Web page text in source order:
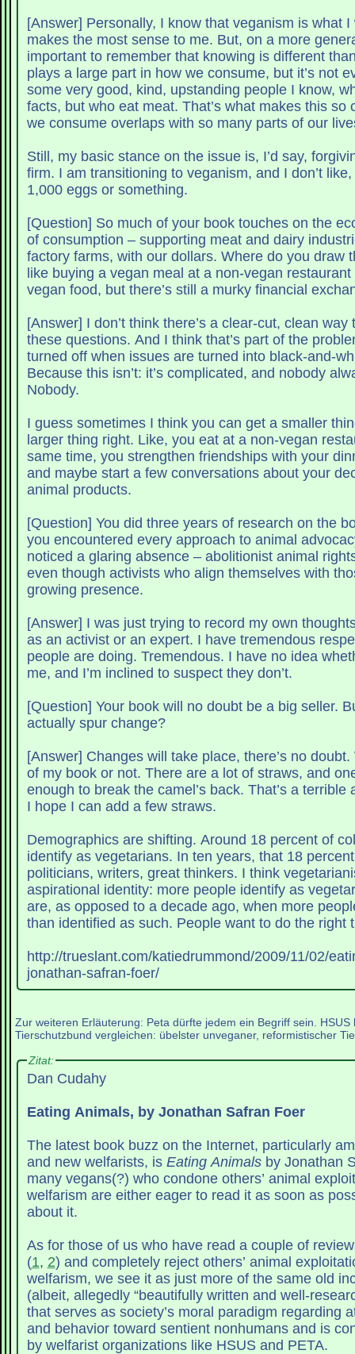
[Answer] Personally, I know that veganism is what I
makes the most sense to me. But, on a more
important to remember that knowing is different
plays a large part in how we consume, but it’s not
some very good, kind, upstanding people I know,
facts, but who eat meat. That’s what makes this so
we consume overlaps with so many parts of our
Still, my basic stance on the issue is, I’d say,
firm. I am transitioning to veganism, and I don’t
1,000 eggs or something.
[Question] So much of your book touches on the
of consumption – supporting meat and dairy
factory farms, with our dollars. Where do you draw
like buying a vegan meal at a non-vegan restaurant
vegan food, but there’s still a murky financial
[Answer] I don’t think there’s a clear-cut, clean
these questions. And I think that’s part of the
turned off when issues are turned into black-and-
Because this isn’t: it’s complicated, and nobody
Nobody.
I guess sometimes I think you can get a smaller
larger thing right. Like, you eat at a non-vegan
same time, you strengthen friendships with your
and maybe start a few conversations about your
animal products.
[Question] You did three years of research on the
you encountered every approach to animal
noticed a glaring absence – abolitionist animal
even though activists who align themselves with
growing presence.
[Answer] I was just trying to record my own
as an activist or an expert. I have tremendous
people are doing. Tremendous. I have no idea
me, and I’m inclined to suspect they don’t.
[Question] Your book will no doubt be a big seller.
actually spur change?
[Answer] Changes will take place, there’s no
of my book or not. There are a lot of straws, and
enough to break the camel’s back. That’s a terrible
I hope I can add a few straws.
Demographics are shifting. Around 18 percent of
identify as vegetarians. In ten years, that 18
politicians, writers, great thinkers. I think
aspirational identity: more people identify as
are, as opposed to a decade ago, when more
than identified as such. People want to do the right
http://trueslant.com/katiedrummond/2009/11/02/
jonathan-safran-foer/
Zur weiteren Erläuterung: Peta dürfte jedem ein Begriff sein.
Tierschutzbund vergleichen: übelster unveganer, reformistischer
Zitat:
Dan Cudahy
Eating Animals, by Jonathan Safran Foer
The latest book buzz on the Internet, particularly
and new welfarists, is Eating Animalsby Jonathan
many vegans(?) who condone others’ animal
welfarism are either eager to read it as soon as
about it.
As for those of us who have read a couple of
(1, 2) and completely reject others’ animal
welfarism, we see it as just more of the same old
(albeit, allegedly “beautifully written and well-
that serves as society’s moral paradigm regarding
and behavior toward sentient nonhumans and is
by welfarist organizations like HSUS and PETA.